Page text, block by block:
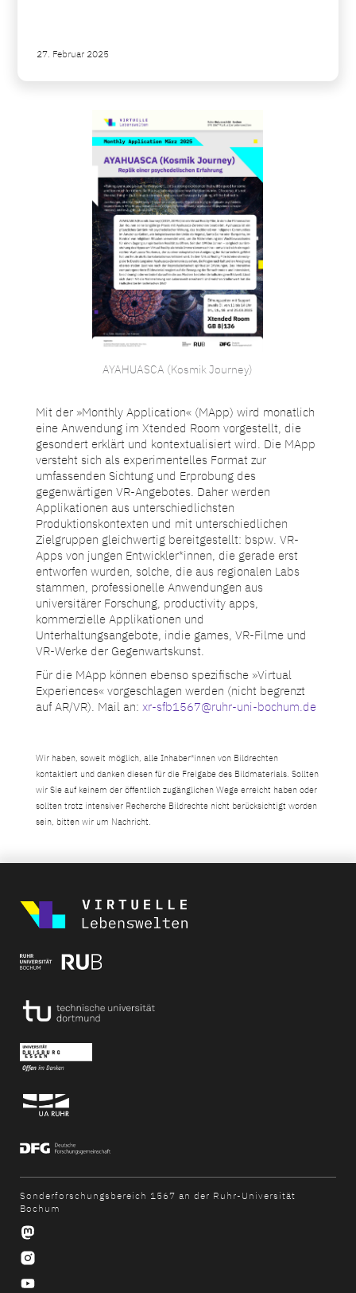
27. Februar 2025
AYAHUASCA (Kosmik Journey)
Mit der »Monthly Application« (MApp) wird monatlich
eine Anwendung im Xtended Room vorgestellt, die
gesondert erklärt und kontextualisiert wird. Die MApp
versteht sich als experimentelles Format zur
umfassenden Sichtung und Erprobung des
gegenwärtigen VR-Angebotes. Daher werden
Applikationen aus unterschiedlichsten
Produktionskontexten und mit unterschiedlichen
Zielgruppen gleichwertig bereitgestellt: bspw. VR-
Apps von jungen Entwickler*innen, die gerade erst
entworfen wurden, solche, die aus regionalen Labs
stammen, professionelle Anwendungen aus
universitärer Forschung, productivity apps,
kommerzielle Applikationen und
Unterhaltungsangebote, indie games, VR-Filme und
VR-Werke der Gegenwartskunst.
Für die MApp können ebenso spezifische »Virtual
Experiences« vorgeschlagen werden (nicht begrenzt
auf AR/VR). Mail an: xr-sfb1567@ruhr-uni-bochum.de
Wir haben, soweit möglich, alle Inhaber*innen von Bildrechten
kontaktiert und danken diesen für die Freigabe des Bildmaterials. Sollten
wir Sie auf keinem der öffentlich zugänglichen Wege erreicht haben oder
sollten trotz intensiver Recherche Bildrechte nicht berücksichtigt worden
sein, bitten wir um Nachricht.
Sonderforschungsbereich 1567 an der Ruhr-Universität
Bochum